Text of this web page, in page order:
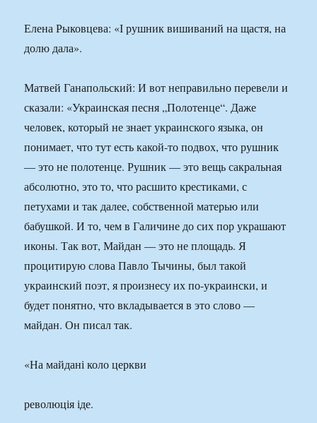
Елена Рыковцева: «І рушник вишиваний на щастя, на
долю дала».
Матвей Ганапольский: И вот неправильно перевели и
сказали: «Украинская песня „Полотенце“. Даже
человек, который не знает украинского языка, он
понимает, что тут есть какой-то подвох, что рушник
— это не полотенце. Рушник — это вещь сакральная
абсолютно, это то, что расшито крестиками, с
петухами и так далее, собственной матерью или
бабушкой. И то, чем в Галичине до сих пор украшают
иконы. Так вот, Майдан — это не площадь. Я
процитирую слова Павло Тычины, был такой
украинский поэт, я произнесу их по-украински, и
будет понятно, что вкладывается в это слово —
майдан. Он писал так.
«На майдані коло церкви
революція іде.